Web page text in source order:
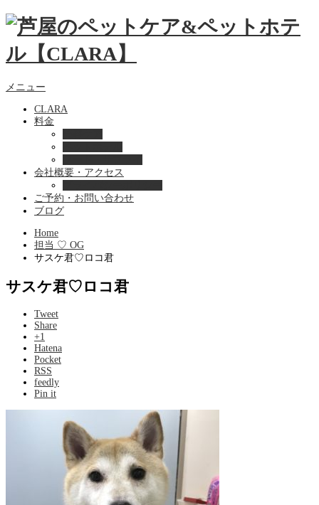
メニュー
CLARA
料金
会社概要・アクセス
ご予約・お問い合わせ
ブログ
Home
担当 ♡ OG
サスケ君♡ロコ君
サスケ君♡ロコ君
Tweet
Share
+1
Hatena
Pocket
RSS
feedly
Pin it